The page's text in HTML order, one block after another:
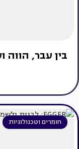
בין עבר, הווה
חומרים וטכנולוגיות